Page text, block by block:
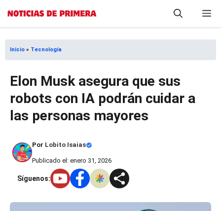
Saltar
contenido
Inicio » Tecnología
Elon Musk asegura que sus
robots con IA podrán cuidar a
las personas mayores
Por Lobito Isaias
Publicado el: enero 31, 2026
Síguenos: